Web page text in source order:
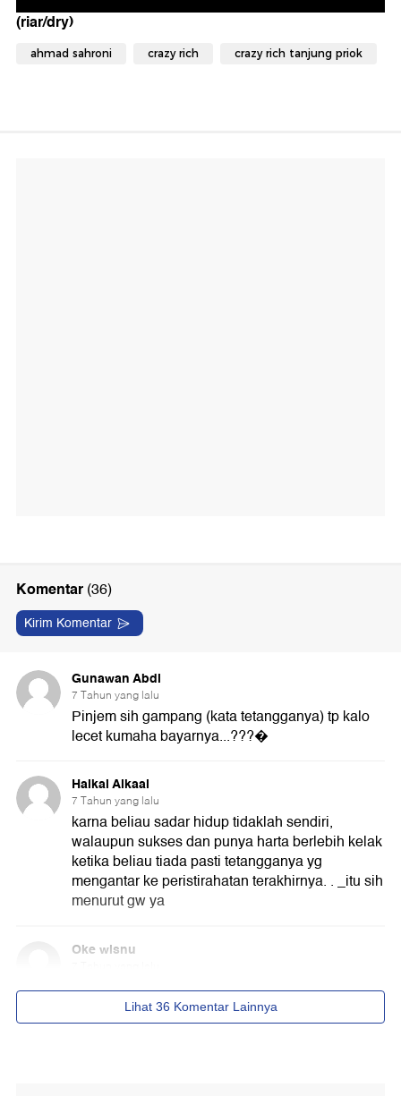
(riar/dry)
ahmad sahroni crazy rich crazy rich tanjung priok